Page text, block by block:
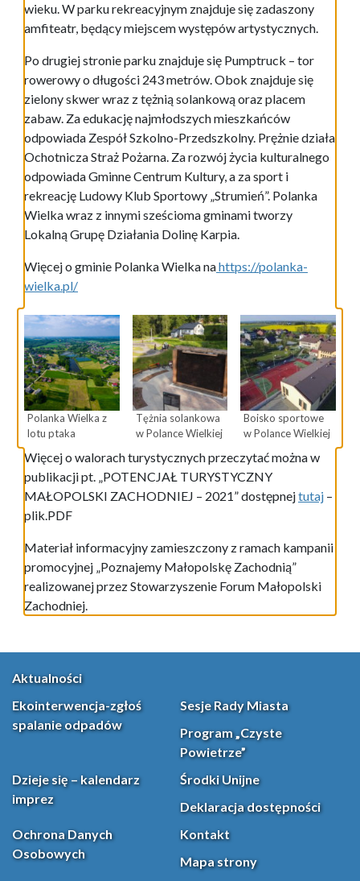
wieku. W parku rekreacyjnym znajduje się zadaszony
amfiteatr, będący miejscem występów artystycznych.
Po drugiej stronie parku znajduje się Pumptruck – tor
rowerowy o długości 243 metrów. Obok znajduje się
zielony skwer wraz z tężnią solankową oraz placem
zabaw. Za edukację najmłodszych mieszkańców
odpowiada Zespół Szkolno-Przedszkolny. Prężnie działa
Ochotnicza Straż Pożarna. Za rozwój życia kulturalnego
odpowiada Gminne Centrum Kultury, a za sport i
rekreację Ludowy Klub Sportowy „Strumień”. Polanka
Wielka wraz z innymi sześcioma gminami tworzy
Lokalną Grupę Działania Dolinę Karpia.
Więcej o gminie Polanka Wielka nahttps://polanka-
wielka.pl/
Polanka Wielka z
lotu ptaka
Tężnia solankowa
w Polance Wielkiej
Boisko sportowe
w Polance Wielkiej
Więcej o walorach turystycznych przeczytać można w
publikacji pt. „POTENCJAŁ TURYSTYCZNY
MAŁOPOLSKI ZACHODNIEJ – 2021” dostępnejtutaj –
plik.PDF
Materiał informacyjny zamieszczony z ramach kampanii
promocyjnej „Poznajemy Małopolskę Zachodnią”
realizowanej przez Stowarzyszenie Forum Małopolski
Zachodniej.
Aktualności
Ekointerwencja-zgłoś
spalanie odpadów
Sesje Rady Miasta
Program „Czyste
Powietrze”
Dzieje się – kalendarz
imprez
Środki Unijne
Deklaracja dostępności
Ochrona Danych
Osobowych
Kontakt
Mapa strony